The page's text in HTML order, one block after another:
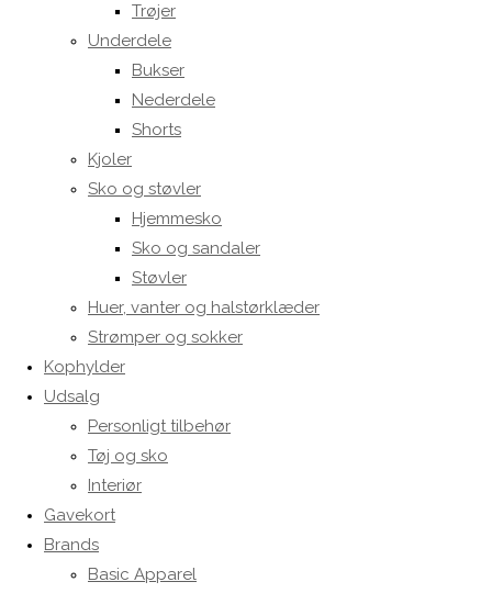
Trøjer
Underdele
Bukser
Nederdele
Shorts
Kjoler
Sko og støvler
Hjemmesko
Sko og sandaler
Støvler
Huer, vanter og halstørklæder
Strømper og sokker
Kophylder
Udsalg
Personligt tilbehør
Tøj og sko
Interiør
Gavekort
Brands
Basic Apparel